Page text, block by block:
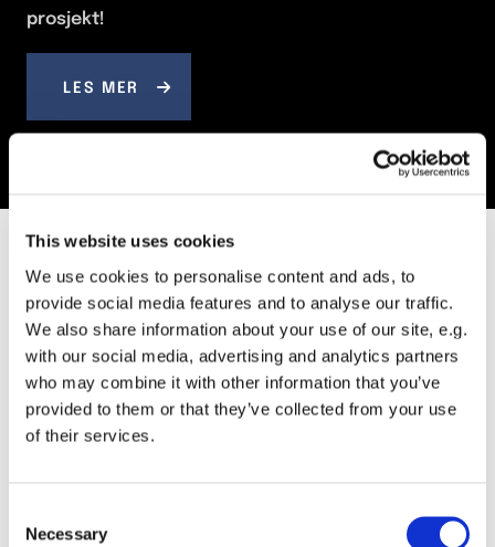
This website uses cookies
We use cookies to personalise content and ads, to
provide social media features and to analyse our traffic.
We also share information about your use of our site, e.g.
with our social media, advertising and analytics partners
who may combine it with other information that you’ve
provided to them or that they’ve collected from your use
of their services.
Selection
Necessary
prosjekt!
LES MER
FAQ
Ofte stilte spørsmål